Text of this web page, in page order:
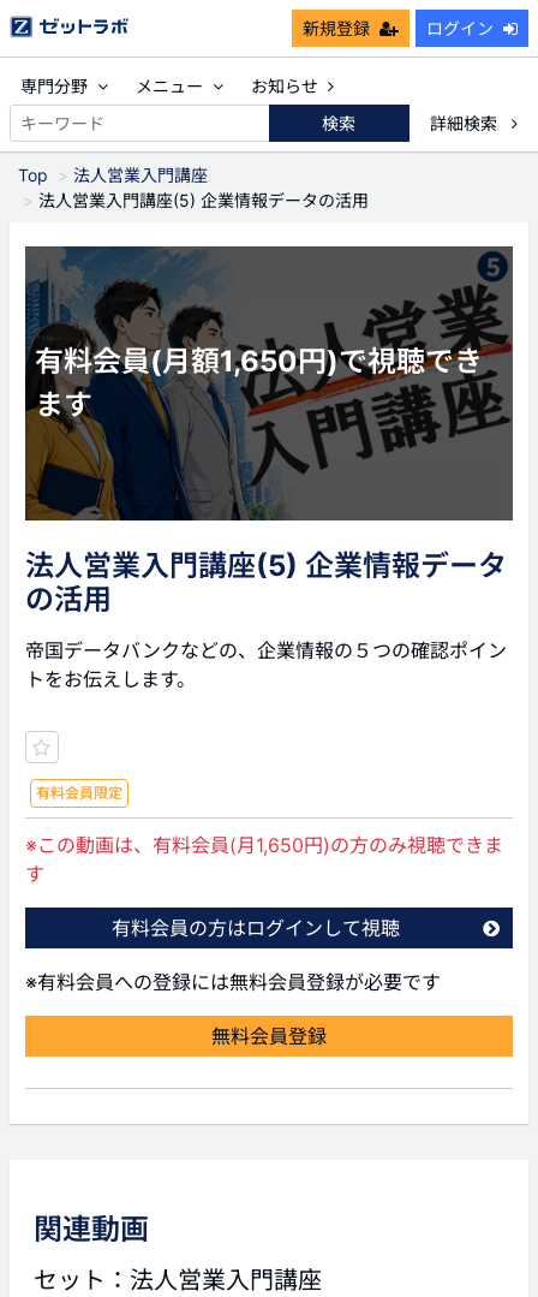
新規登録 ログイン
専門分野 メニュー
お知らせ
検索
詳細検索
Top
法人営業入門講座
法人営業入門講座(5) 企業情報データの活用
有料会員(月額1,650円)で視聴でき
ます
法人営業入門講座(5) 企業情報データ
の活用
帝国データバンクなどの、企業情報の５つの確認ポイン
トをお伝えします。
有料会員限定
※この動画は、有料会員(月1,650円)の方のみ視聴できま
す
有料会員の方はログインして視聴
※有料会員への登録には無料会員登録が必要です
無料会員登録
前の動画
法人営業入門講座(4) コー
次の動画
法人営業入門講座(6) 企業
関連動画
セット：法人営業入門講座